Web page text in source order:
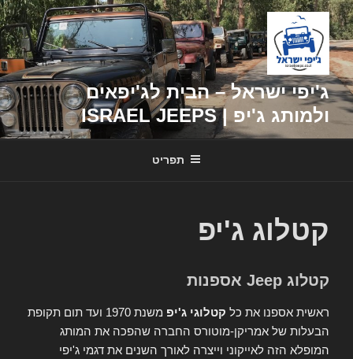
דילוג
לתוכן
ג'יפי ישראל – הבית לג'יפאים
ולמותג ג'יפ | ISRAEL JEEPS
תפריט
קטלוג ג'יפ
קטלוג Jeep אספנות
ראשית אספנו את כל קטלוגי ג'יפ
משנת 1970 ועד תום תקופת
הבעלות של אמריקן-מוטורס החברה שהפכה את המותג
המופלא הזה לאייקוני וייצרה לאורך השנים את דגמי ג'יפי